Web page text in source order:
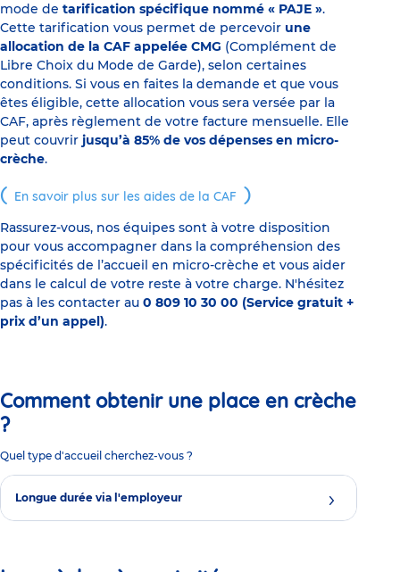
mode de tarification spécifique nommé « PAJE ».
Cette tarification vous permet de percevoir une
allocation de la CAF appelée CMG (Complément de
Libre Choix du Mode de Garde), selon certaines
conditions. Si vous en faites la demande et que vous
êtes éligible, cette allocation vous sera versée par la
CAF, après règlement de votre facture mensuelle. Elle
peut couvrir jusqu’à 85% de vos dépenses en micro-
crèche.
En savoir plus sur les aides de la CAF
Rassurez-vous, nos équipes sont à votre disposition
pour vous accompagner dans la compréhension des
spécificités de l’accueil en micro-crèche et vous aider
dans le calcul de votre reste à votre charge. N'hésitez
pas à les contacter au 0 809 10 30 00 (Service gratuit +
prix d’un appel).
Comment obtenir une place en crèche
?
Quel type d'accueil cherchez-vous ?
Longue durée via l'employeur